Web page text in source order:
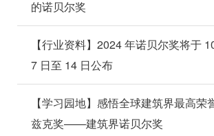
的诺贝尔奖
【行业资料】2024 年诺贝尔奖将于
7 日至 14 日公布
【学习园地】感悟全球建筑界最高荣
兹克奖——建筑界诺贝尔奖